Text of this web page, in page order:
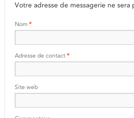
Votre adresse de messagerie ne sera
Nom *
Adresse de contact *
Site web